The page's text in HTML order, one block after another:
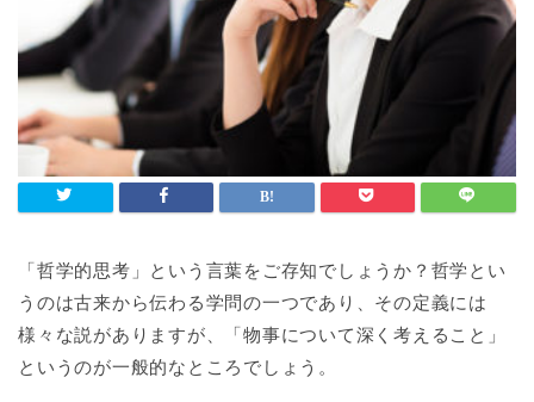
「哲学的思考」という言葉をご存知でしょうか？哲学とい
うのは古来から伝わる学問の一つであり、その定義には
様々な説がありますが、「物事について深く考えること」
というのが一般的なところでしょう。